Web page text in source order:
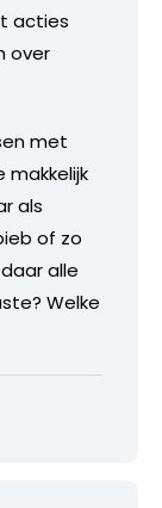
acties
over
met
makkelijk
als
of zo
alle
Welke